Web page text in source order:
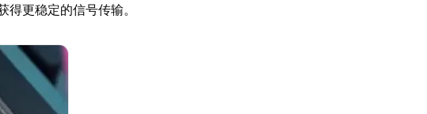
更稳定的信号传输。